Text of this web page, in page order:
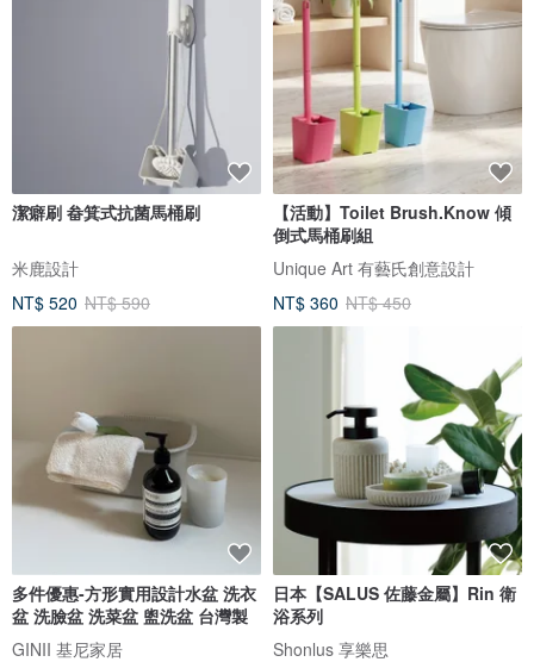
潔癖刷 畚箕式抗菌馬桶刷
米鹿設計
NT$ 520 NT$ 590
【活動】Toilet Brush.Know 傾
倒式馬桶刷組
Unique Art 有藝氏創意設計
NT$ 360 NT$ 450
多件優惠-方形實用設計水盆 洗衣
盆 洗臉盆 洗菜盆 盥洗盆 台灣製
GINII 基尼家居
日本【SALUS 佐藤金屬】Rin 衛
浴系列
Shonlus 享樂思